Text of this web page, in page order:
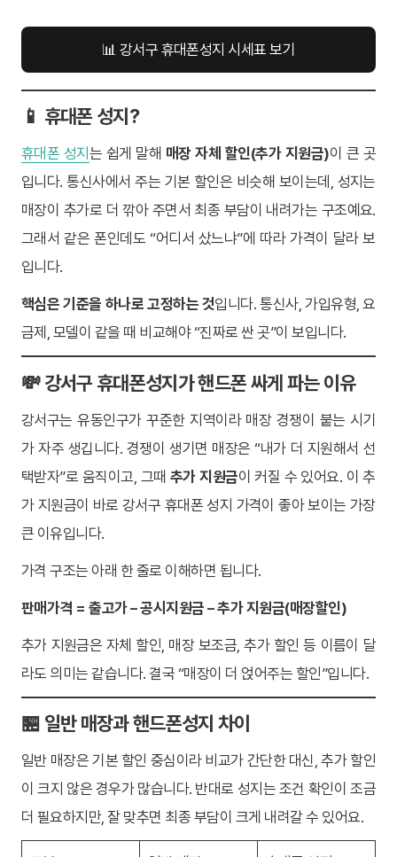
📊 강서구 휴대폰성지 시세표 보기
📱 휴대폰 성지?
휴대폰 성지 는 쉽게 말해 매장 자체 할인(추가 지원금)이 큰 곳
입니다. 통신사에서 주는 기본 할인은 비슷해 보이는데, 성지는
매장이 추가로 더 깎아 주면서 최종 부담이 내려가는 구조예요.
그래서 같은 폰인데도 “어디서 샀느냐”에 따라 가격이 달라 보
입니다.
핵심은 기준을 하나로 고정하는 것입니다. 통신사, 가입유형, 요
금제, 모델이 같을 때 비교해야 “진짜로 싼 곳”이 보입니다.
💸 강서구 휴대폰성지가 핸드폰 싸게 파는 이유
강서구는 유동인구가 꾸준한 지역이라 매장 경쟁이 붙는 시기
가 자주 생깁니다. 경쟁이 생기면 매장은 “내가 더 지원해서 선
택받자”로 움직이고, 그때 추가 지원금이 커질 수 있어요. 이 추
가 지원금이 바로 강서구 휴대폰 성지 가격이 좋아 보이는 가장
큰 이유입니다.
가격 구조는 아래 한 줄로 이해하면 됩니다.
판매가격 = 출고가 – 공시지원금 – 추가 지원금(매장할인)
추가 지원금은 자체 할인, 매장 보조금, 추가 할인 등 이름이 달
라도 의미는 같습니다. 결국 “매장이 더 얹어주는 할인”입니다.
🏪 일반 매장과 핸드폰성지 차이
일반 매장은 기본 할인 중심이라 비교가 간단한 대신, 추가 할인
이 크지 않은 경우가 많습니다. 반대로 성지는 조건 확인이 조금
더 필요하지만, 잘 맞추면 최종 부담이 크게 내려갈 수 있어요.